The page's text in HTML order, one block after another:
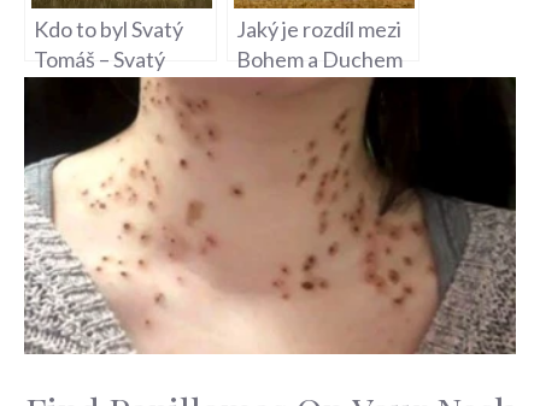
Kdo to byl Svatý
Tomáš – Svatý
Tomáš Akvinský a
Jaký je rozdíl mezi
Bohem a Duchem
Svatým –
Teologická otázka